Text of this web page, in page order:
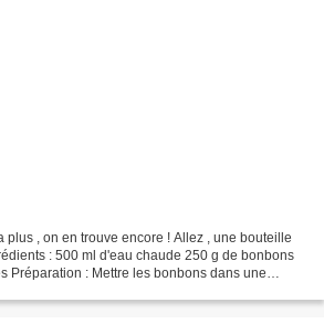
plus , on en trouve encore ! Allez , une bouteille
: 500 ml d'eau chaude 250 g de bonbons
Préparation : Mettre les bonbons dans une